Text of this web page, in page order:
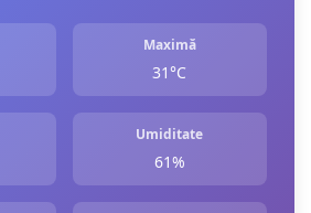
Maximă
31°C
Umiditate
61%